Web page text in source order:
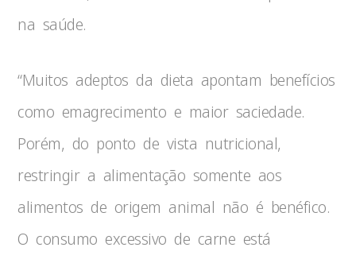
na saúde.
“Muitos adeptos da dieta apontam benefícios
como emagrecimento e maior saciedade.
Porém, do ponto de vista nutricional,
restringir a alimentação somente aos
alimentos de origem animal não é benéfico.
O consumo excessivo de carne está